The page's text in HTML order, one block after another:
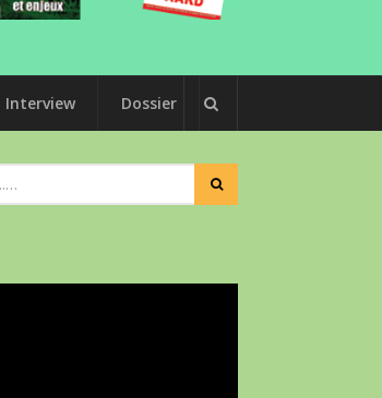
Interview Dossier